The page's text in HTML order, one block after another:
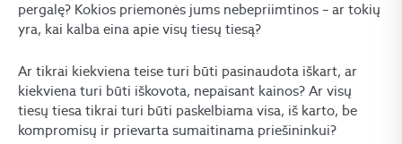
pergalę? Kokios priemonės jums nebepriimtinos – ar tokių
yra, kai kalba eina apie visų tiesų tiesą?
Ar tikrai kiekviena teise turi būti pasinaudota iškart, ar
kiekviena turi būti iškovota, nepaisant kainos? Ar visų
tiesų tiesa tikrai turi būti paskelbiama visa, iš karto, be
kompromisų ir prievarta sumaitinama priešininkui?